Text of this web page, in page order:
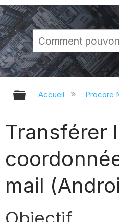
Développer/
Accueil Procore
Transférer
mail